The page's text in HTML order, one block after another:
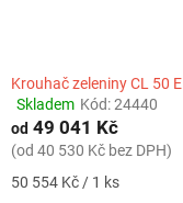
Krouhač zeleniny CL 50 E
Průměrné
hodnocení
produktu
4,0
Skladem Kód:24440
od 49 041 Kč
(od 40 530 Kč bez DPH)
Měrná
50 554 Kč / 1 ks